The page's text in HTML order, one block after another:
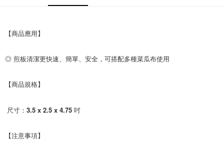
每筆NT$200，滿NT$5,000(含以上)免運費
【商品應用】
◎ 煎板清潔更快速、簡單、安全，可搭配多種菜瓜布使用
【商品規格】
【注意事項】